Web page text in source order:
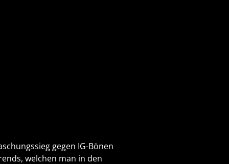
gegen IG-Bönen
welchen man in den